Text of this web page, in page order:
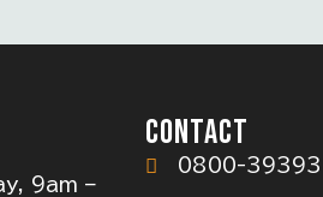
9am –
CONTACT
0800-39393